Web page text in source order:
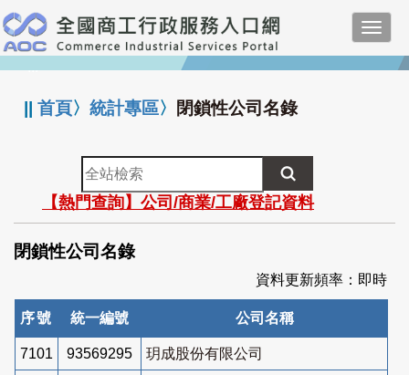
跳
到
主
要
:::
||首頁〉統計專區〉 閉鎖性公司名錄
全
站
檢
索
【熱門查詢】公司/商業/工廠登記資料
閉鎖性公司名錄
資料更新頻率：即時
序號 統一編號 公司名稱
7101 93569295 玥成股份有限公司